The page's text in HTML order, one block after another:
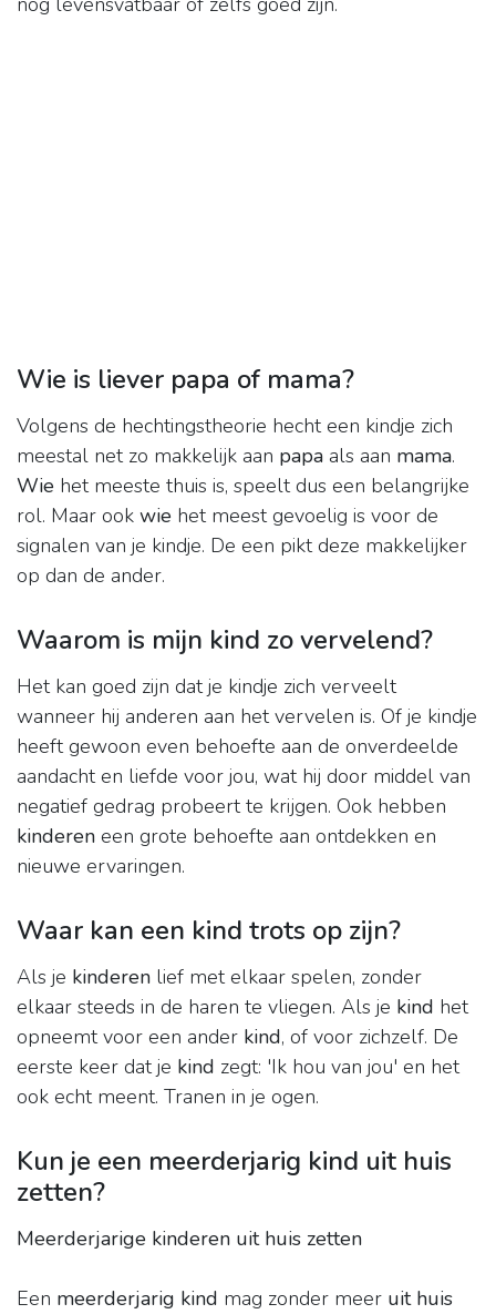
Wie is liever papa of mama?
Volgens de hechtingstheorie hecht een kindje zich
meestal net zo makkelijk aan papa als aan mama.
Wie het meeste thuis is, speelt dus een belangrijke
rol. Maar ook wie het meest gevoelig is voor de
signalen van je kindje. De een pikt deze makkelijker
op dan de ander.
Waarom is mijn kind zo vervelend?
Het kan goed zijn dat je kindje zich verveelt
wanneer hij anderen aan het vervelen is. Of je kindje
heeft gewoon even behoefte aan de onverdeelde
aandacht en liefde voor jou, wat hij door middel van
negatief gedrag probeert te krijgen. Ook hebben
kinderen een grote behoefte aan ontdekken en
nieuwe ervaringen.
Waar kan een kind trots op zijn?
Als je kinderen lief met elkaar spelen, zonder
elkaar steeds in de haren te vliegen. Als je kind het
opneemt voor een ander kind, of voor zichzelf. De
eerste keer dat je kind zegt: 'Ik hou van jou' en het
ook echt meent. Tranen in je ogen.
Kun je een meerderjarig kind uit huis
zetten?
Meerderjarige kinderen uit huis zetten
Een meerderjarig kind mag zonder meer uit huis